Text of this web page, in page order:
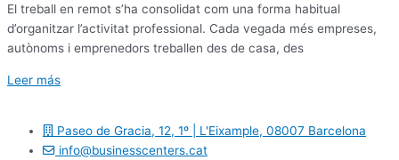
El treball en remot s’ha consolidat com una forma habitual
d’organitzar l’activitat professional. Cada vegada més empreses,
autònoms i emprenedors treballen des de casa, des
Leer más
Paseo de Gracia, 12, 1º | L'Eixample, 08007 Barcelona
info@businesscenters.cat